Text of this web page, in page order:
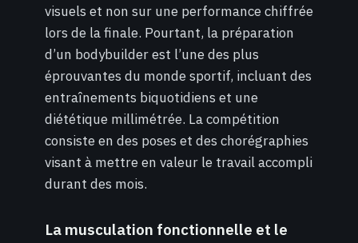
visuels et non sur une performance chiffrée
lors de la finale. Pourtant, la préparation
d’un bodybuilder est l’une des plus
éprouvantes du monde sportif, incluant des
entraînements biquotidiens et une
diététique millimétrée. La compétition
consiste en des poses et des chorégraphies
visant à mettre en valeur le travail accompli
durant des mois.
La musculation fonctionnelle et le